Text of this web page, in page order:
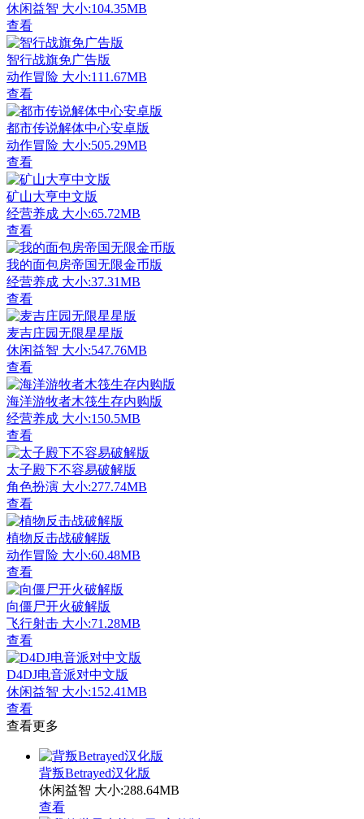
休闲益智 大小:104.35MB
查看
智行战旗免广告版
动作冒险 大小:111.67MB
查看
都市传说解体中心安卓版
动作冒险 大小:505.29MB
查看
矿山大亨中文版
经营养成 大小:65.72MB
查看
我的面包房帝国无限金币版
经营养成 大小:37.31MB
查看
麦吉庄园无限星星版
休闲益智 大小:547.76MB
查看
海洋游牧者木筏生存内购版
经营养成 大小:150.5MB
查看
太子殿下不容易破解版
角色扮演 大小:277.74MB
查看
植物反击战破解版
动作冒险 大小:60.48MB
查看
向僵尸开火破解版
飞行射击 大小:71.28MB
查看
D4DJ电音派对中文版
休闲益智 大小:152.41MB
查看
查看更多
背叛Betrayed汉化版
休闲益智 大小:288.64MB
查看